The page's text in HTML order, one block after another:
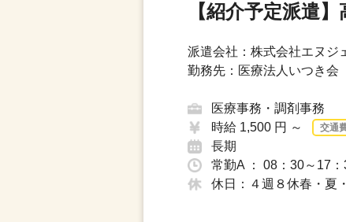
【紹介予定派遣
派遣会社：株式会社エヌジ
勤務先：医療法人いつき
医療事務・調剤事務
時給 1,500 円 ～
交通
長期
常勤A ： 08：30～17
休日：４週８休春・夏